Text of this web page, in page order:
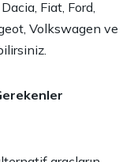
Fiat, Ford,
Volkswagen ve